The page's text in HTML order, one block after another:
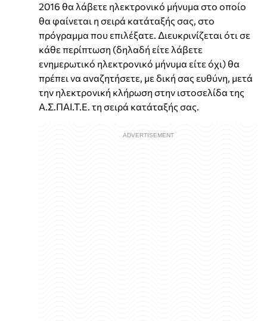
2016 θα λάβετε ηλεκτρονικό μήνυμα στο οποίο
θα φαίνεται η σειρά κατάταξής σας, στο
πρόγραμμα που επιλέξατε. Διευκρινίζεται ότι σε
κάθε περίπτωση (δηλαδή είτε λάβετε
ενημερωτικό ηλεκτρονικό μήνυμα είτε όχι) θα
πρέπει να αναζητήσετε, με δική σας ευθύνη, μετά
την ηλεκτρονική κλήρωση στην ιστοσελίδα της
Α.Σ.ΠΑΙ.Τ.Ε. τη σειρά κατάταξής σας.